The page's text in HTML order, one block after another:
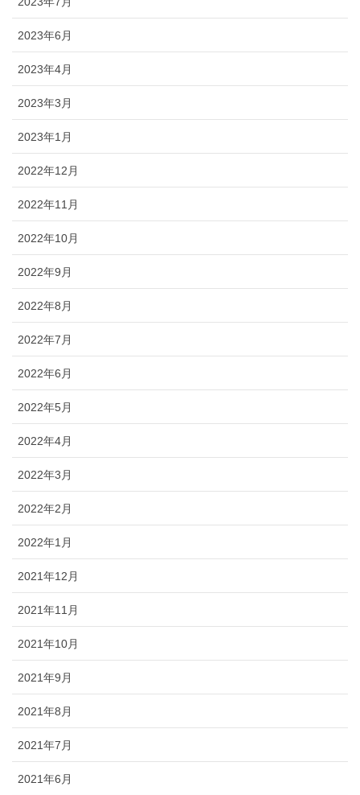
2023年6月
2023年4月
2023年3月
2023年1月
2022年12月
2022年11月
2022年10月
2022年9月
2022年8月
2022年7月
2022年6月
2022年5月
2022年4月
2022年3月
2022年2月
2022年1月
2021年12月
2021年11月
2021年10月
2021年9月
2021年8月
2021年7月
2021年6月